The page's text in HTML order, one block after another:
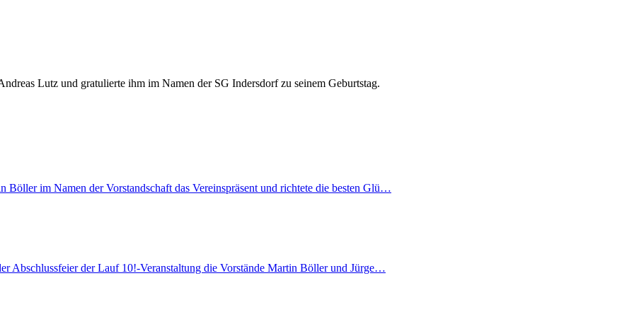
Lutz und gratulierte ihm im Namen der SG Indersdorf zu seinem Geburtstag.
im Namen der Vorstandschaft das Vereinspräsent und richtete die besten Glü…
Abschlussfeier der Lauf 10!-Veranstaltung die Vorstände Martin Böller und Jürge…